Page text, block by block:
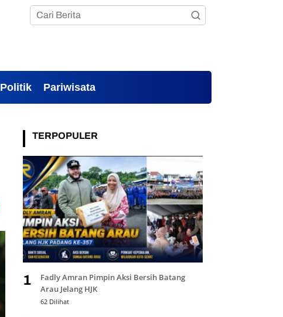
Politik Pariwisata
TERPOPULER
1
Fadly Amran Pimpin Aksi Bersih Batang
Arau Jelang HJK
62 Dilihat